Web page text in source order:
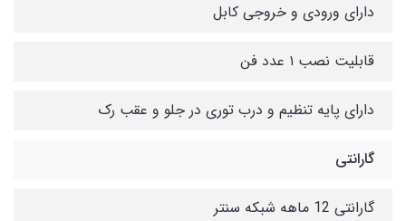
دارای ورودی و خروجی کابل
قابلیت نصب ۱ عدد فن
دارای پایه تنظیم و درب توری در جلو و عقب رک
گارانتی
گارانتی 12 ماهه شبکه سنتر